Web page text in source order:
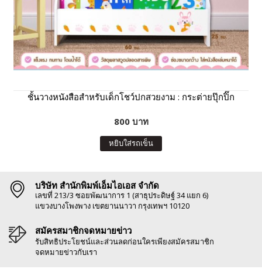
ชั้นวางหนังสือสำหรับเด็กโชว์ปกสวยงาม : กระต่ายปุ๊กปิ๊ก
800 บาท
หยิบใส่รถเข็น
บริษัท สำนักพิมพ์เอ็มไอเอส จำกัด
เลขที่ 213/3 ซอยพัฒนาการ 1 (สาธุประดิษฐ์ 34 แยก 6)
แขวงบางโพงพาง เขตยานนาวา กรุงเทพฯ 10120
สมัครสมาชิกจดหมายข่าว
รับสิทธิประโยชน์และส่วนลดก่อนใครเพียงสมัครสมาชิก
จดหมายข่าวกับเรา